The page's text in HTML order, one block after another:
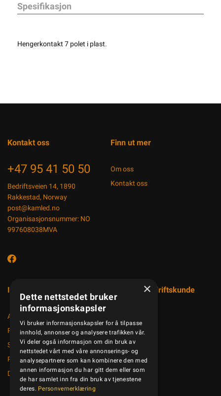
Spesifikasjon
Hengerkontakt 7 polet i plast.
Kontakt oss
+47 95 41 50 50
Bedriftsveien 14, 1890
Rakkestad, Norway
post@kamled.no
Organisasjonsnummer: NO
997608038MVA
Finn ut mer
Om oss
Kontakt oss
Informasjon
Aktuelt
Produktkatalog
Salgsbetingelser
Personvernerklæring
Dokumenter
Registrer bedriftskunde
×
Dette nettstedet bruker
informasjonskapsler
Vi bruker informasjonskapsler for å tilpasse
innhold, annonser og analysere trafikken vår.
Vi deler også informasjon om din bruk av
nettstedet vårt med våre annonserings- og
analysepartnere som kan kombinere den med
annen informasjon du har gitt dem eller som
de har samlet inn fra din bruk av tjenestene
deres. Personvernerklæring